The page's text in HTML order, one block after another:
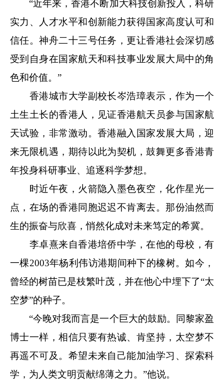
“近年来，香港不断加大科技创新投入，科研
实力、人才水平和创新能力获得国家高度认可和
信任。神舟二十三号任务，更让香港社会深切感
受到自身在国家航天和科技事业发展大局中的角
色和价值。”
香港城市大学副校长岑浩璋表示，作为一个
土生土长的香港人，见证香港航天员参与国家航
天试验，非常激动。香港融入国家发展大局，迎
来无限机遇，期待以此为契机，鼓舞更多香港青
年投身科研事业、追逐科学梦想。
时近午夜，火箭隐入墨色夜空，化作星光一
点，在场的香港同胞迟迟不肯离去。那份油然而
生的振奋与欣喜，悄然化成对未来笃定的希冀。
李卓熹来自香港培侨中学，在他的母校，有
一棵2003年杨利伟访港期间种下的橡树。如今，
曾经的树苗已是枝繁叶茂，并在他心中埋下了“太
空梦”的种子。
“今晚对我而言是一个巨大的鼓励。同黎家盈
博士一样，相信只要有热诚、肯坚持，太空梦不
再遥不可及。希望未来自己能加油学习、探索科
学，为人类文明贡献绵薄之力。”他说。